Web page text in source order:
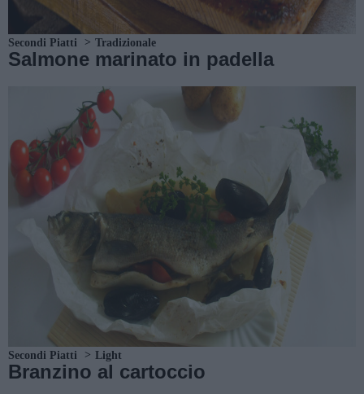
Secondi Piatti Tradizionale
Salmone marinato in padella
Secondi Piatti Light
Branzino al cartoccio